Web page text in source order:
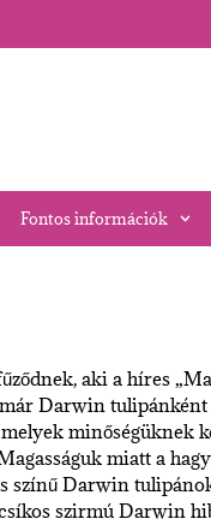
Fontos információk
aki a híres
Darwin
minőségüknek
miatt a
színű Darwin
szirmú Darwin